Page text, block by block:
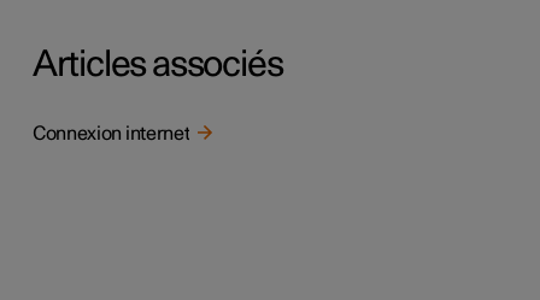
Articles associés
Connexion internet